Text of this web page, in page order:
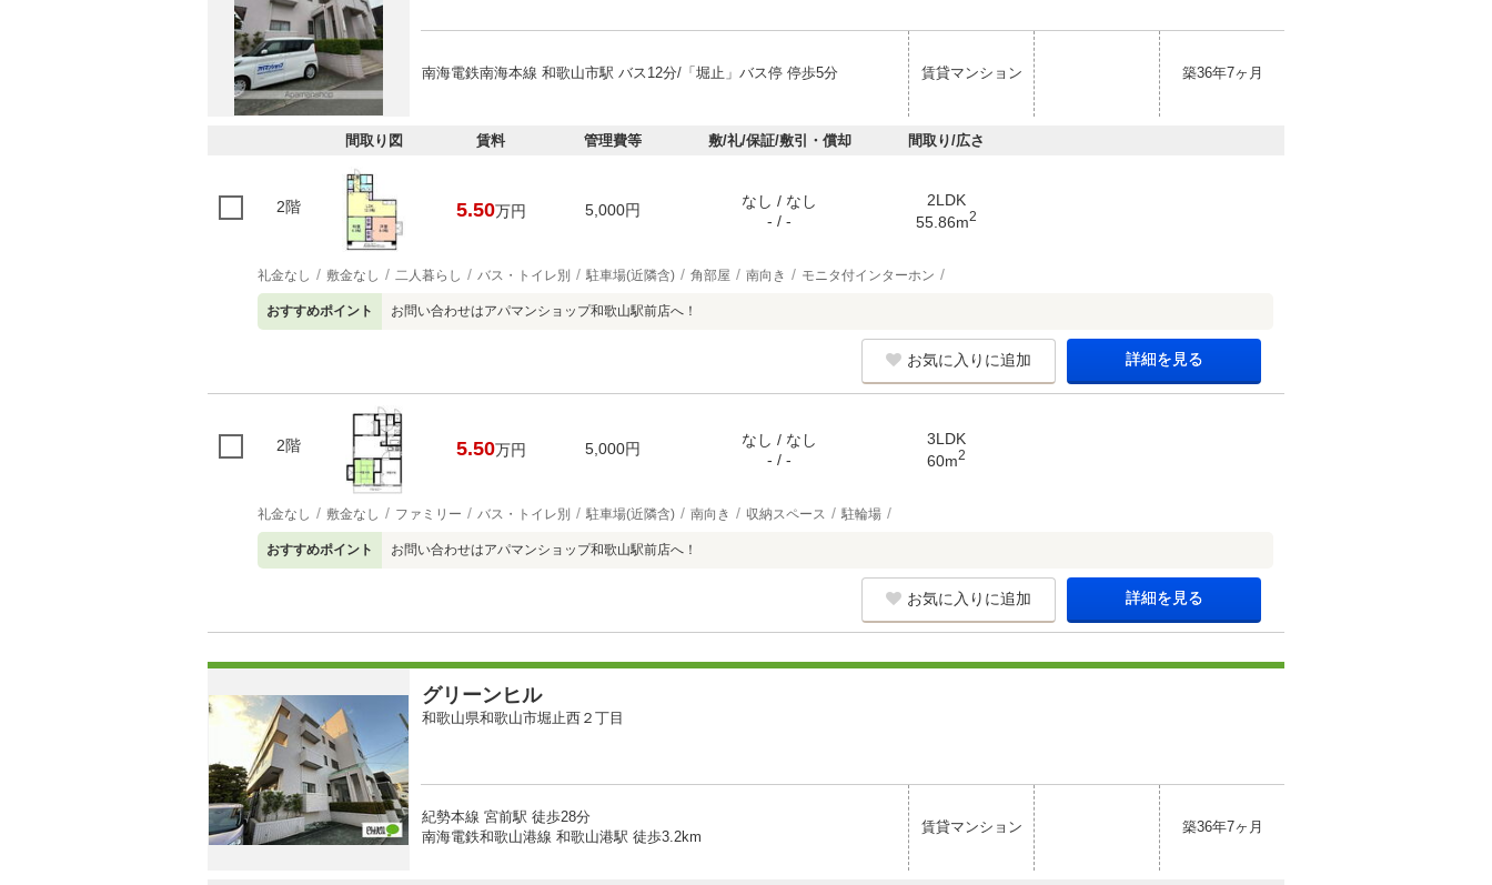
南海電鉄南海本線 和歌山市駅 バス12分/「堀止」バス停 停歩5分 賃貸マンション 築36年7ヶ月
間取り図 賃料 管理費等 敷/礼/保証/敷引・償却 間取り/広さ
2階 5.50万円 5,000円
なし / なし
- / -
2LDK
55.86m2
礼金なし 敷金なし 二人暮らし バス・トイレ別 駐車場(近隣含) 角部屋 南向き モニタ付インターホン
おすすめポイント お問い合わせはアパマンショップ和歌山駅前店へ！
お気に入りに追加 詳細を見る
2階 5.50万円 5,000円
なし / なし
- / -
3LDK
60m2
礼金なし 敷金なし ファミリー バス・トイレ別 駐車場(近隣含) 南向き 収納スペース 駐輪場
おすすめポイント お問い合わせはアパマンショップ和歌山駅前店へ！
お気に入りに追加 詳細を見る
グリーンヒル
和歌山県和歌山市堀止西２丁目
紀勢本線 宮前駅 徒歩28分
南海電鉄和歌山港線 和歌山港駅 徒歩3.2km
賃貸マンション 築36年7ヶ月